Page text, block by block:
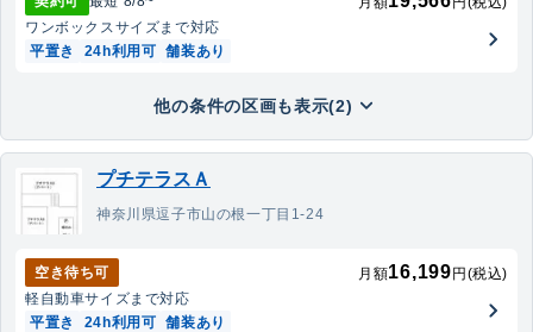
ワンボックスサイズまで対応
平置き
24h利用可 舗装あり
他の条件の区画も表示(2)
プチテラスＡ
神奈川県逗子市山の根一丁目1-24
空き待ち可 月額16,199 円(税込)
軽自動車サイズまで対応
平置き
24h利用可 舗装あり